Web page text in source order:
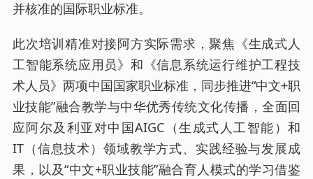
并核准的国际职业标准。
此次培训精准对接阿方实际需求，聚焦《生成式人
工智能系统应用员》和《信息系统运行维护工程技
术人员》两项中国国家职业标准，同步推进“中文+职
业技能”融合教学与中华优秀传统文化传播，全面回
应阿尔及利亚对中国AIGC（生成式人工智能）和
IT（信息技术）领域教学方式、实践经验与发展成
果，以及“中文+职业技能”融合育人模式的学习借鉴